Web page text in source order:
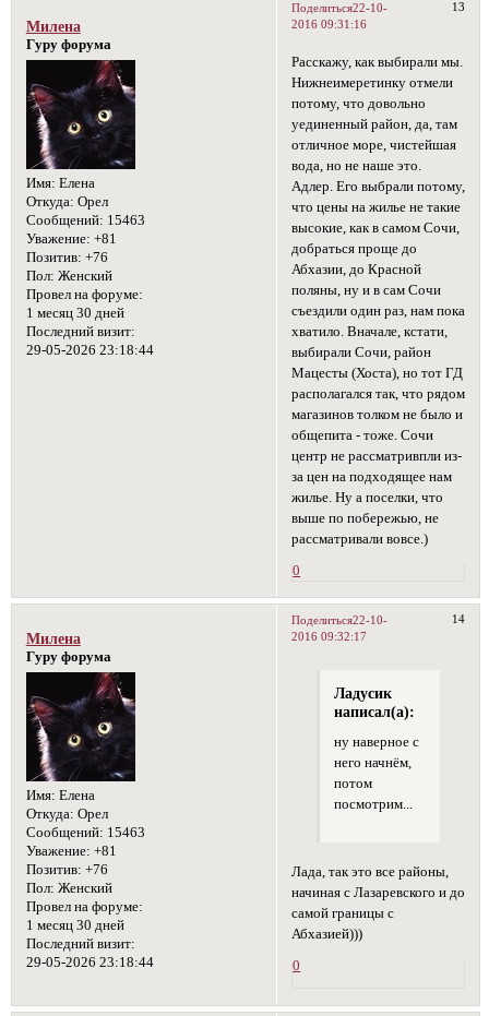
Поделиться 13
22-10-
2016 09:31:16
Милена
Гуру форума
Имя: Елена
Откуда: Орел
Сообщений: 15463
Уважение: +81
Позитив: +76
Пол: Женский
Провел на форуме:
1 месяц 30 дней
Последний визит:
29-05-2026 23:18:44
Расскажу, как выбирали мы.
Нижнеимеретинку отмели
потому, что довольно
уединенный район, да, там
отличное море, чистейшая
вода, но не наше это.
Адлер. Его выбрали потому,
что цены на жилье не такие
высокие, как в самом Сочи,
добраться проще до
Абхазии, до Красной
поляны, ну и в сам Сочи
съездили один раз, нам пока
хватило. Вначале, кстати,
выбирали Сочи, район
Мацесты (Хоста), но тот ГД
располагался так, что рядом
магазинов толком не было и
общепита - тоже. Сочи
центр не рассматривпли из-
за цен на подходящее нам
жилье. Ну а поселки, что
выше по побережью, не
рассматривали вовсе.)
0
Поделиться 14
22-10-
2016 09:32:17
Милена
Гуру форума
Имя: Елена
Откуда: Орел
Сообщений: 15463
Уважение: +81
Позитив: +76
Пол: Женский
Провел на форуме:
1 месяц 30 дней
Последний визит:
29-05-2026 23:18:44
Ладусик
написал(а):
ну наверное с
него начнём,
потом
посмотрим...
Лада, так это все районы,
начиная с Лазаревского и до
самой границы с
Абхазией)))
0